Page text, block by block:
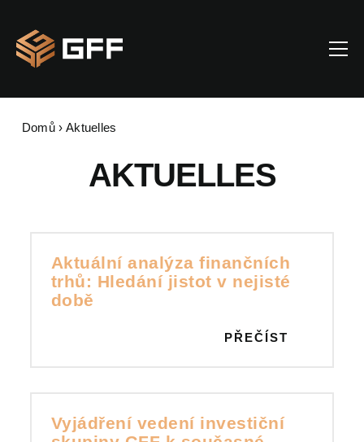
Domů › Aktuelles
AKTUELLES
Aktuální analýza finančních
trhů: Hledání jistot v nejisté
době
PŘEČÍST
Vyjádření vedení investiční